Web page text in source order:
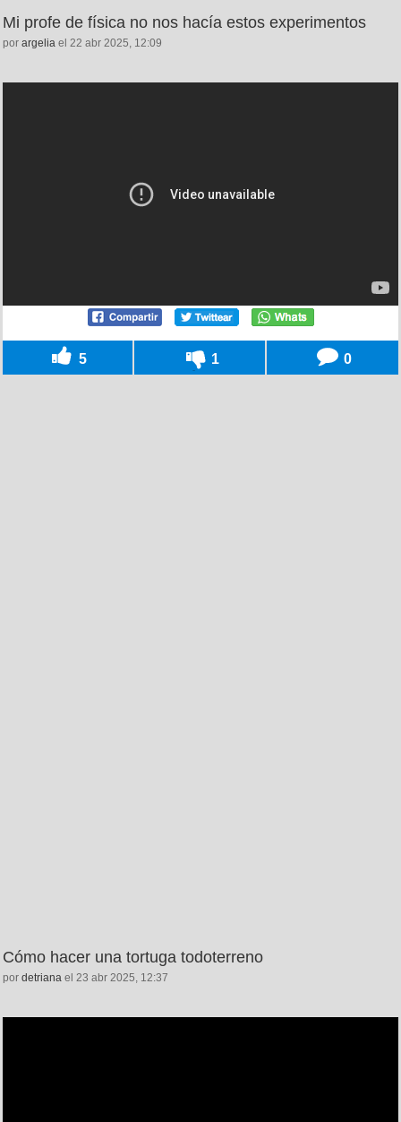
Mi profe de física no nos hacía estos experimentos
por argelia el 22 abr 2025, 12:09
5 1 0
Cómo hacer una tortuga todoterreno
por detriana el 23 abr 2025, 12:37